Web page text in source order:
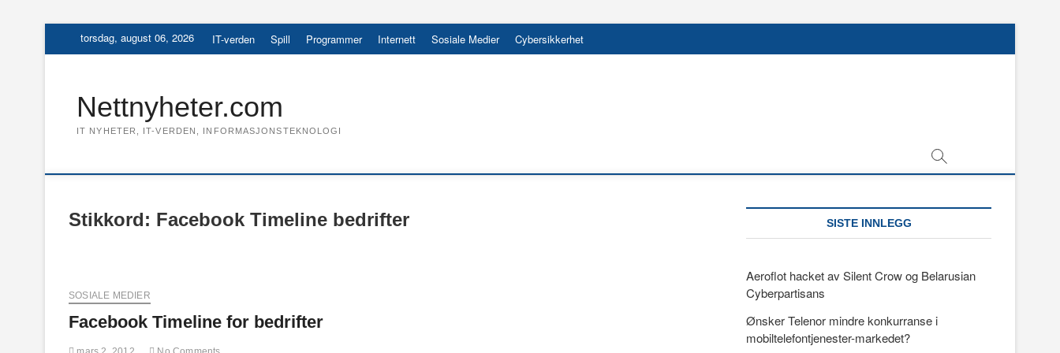
torsdag, august 06, 2026 IT-verden Spill Programmer Internett Sosiale Medier Cybersikkerhet
Nettnyheter.com
IT NYHETER, IT-VERDEN, INFORMASJONSTEKNOLOGI
Stikkord: Facebook Timeline bedrifter
SOSIALE MEDIER
Facebook Timeline for bedrifter
SISTE INNLEGG
Aeroflot hacket av Silent Crow og Belarusian
Cyberpartisans
Ønsker Telenor mindre konkurranse i
mobiltelefontjenester-markedet?